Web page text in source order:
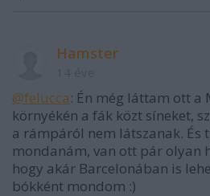
Hamster
@felucca: Én még láttam ott
környékén a fák közt síneket,
a rámpáról nem látszanak. És
mondanám, van ott pár olyan
hogy akár Barcelonában is
bókként mondom :)